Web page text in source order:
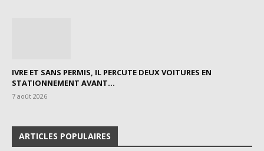
IVRE ET SANS PERMIS, IL PERCUTE DEUX VOITURES EN
STATIONNEMENT AVANT...
7 août 2026
ARTICLES POPULAIRES